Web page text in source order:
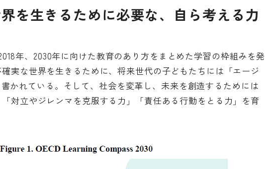
を生きるために必要な、自ら考える力
年、2030年に向けた教育のあり方をまとめた学習の枠組みを発
実な世界を生きるために、将来世代の子どもたちには「エージ
かれている。そして、社会を変革し、未来を創造するためには
「対立やジレンマを克服する力」「責任ある行動をとる力」を育